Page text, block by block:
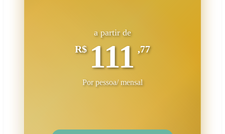
a partir de
R$ 111 ,77
Por pessoa/ mensal